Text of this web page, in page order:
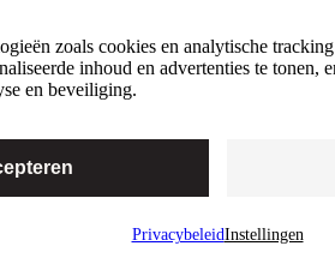
zoals cookies en analytische
inhoud en advertenties te tonen,
en beveiliging.
PrivacybeleidInstellingen